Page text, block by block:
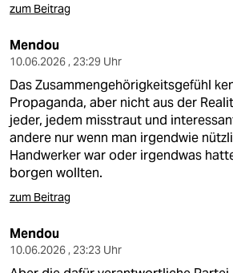
zum Beitrag
Mendou
10.06.2026 , 23:29 Uhr
Das Zusammengehörigkeitsgefühl
Propaganda, aber nicht aus der
jeder, jedem misstraut und
andere nur wenn man irgendwie
Handwerker war oder irgendwas
borgen wollten.
zum Beitrag
Mendou
10.06.2026 , 23:23 Uhr